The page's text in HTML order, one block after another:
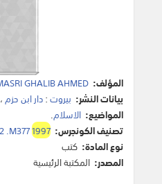
المؤلف: GHALIB AHMED
بيانات النشر: بيروت:دار ابن حزم،
المواضيع: الاسلام.
تصنيف الكونجرس:
.M3771997
نوع المادة: كتب
المصدر: المكتبة الرئيسية